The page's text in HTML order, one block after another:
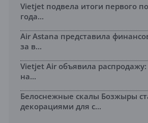
Vietjet подвела итоги первого
года...
Air Astana представила
за в...
Vietjet Air объявила распродажу:
на...
Белоснежные скалы Бозжыры
декорациями для с...